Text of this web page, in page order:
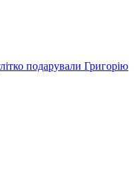
подарували Григорію